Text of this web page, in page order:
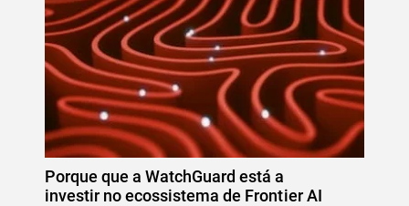
Porque que a WatchGuard está a
investir no ecossistema de Frontier AI